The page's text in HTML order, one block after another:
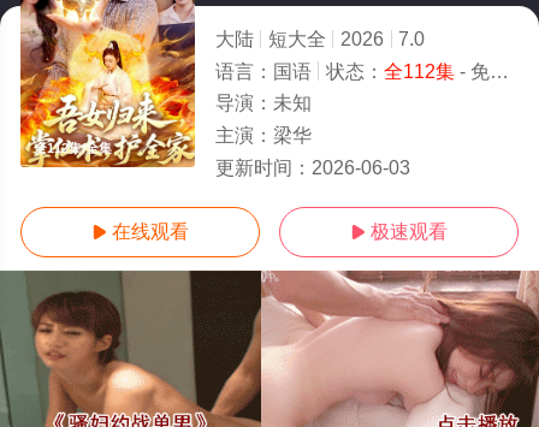
全112集/全集
大陆 短大全 2026
7.0
语言： 国语 状态： 全112集- 免费在线观看
导演： 未知
主演： 梁华
更新时间： 2026-06-03
 在线观看  极速观看